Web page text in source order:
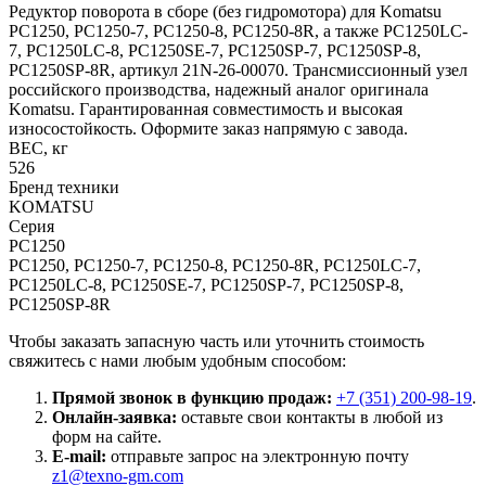
Редуктор поворота в сборе (без гидромотора) для Komatsu
PC1250, PC1250-7, PC1250-8, PC1250-8R, а также PC1250LC-
7, PC1250LC-8, PC1250SE-7, PC1250SP-7, PC1250SP-8,
PC1250SP-8R, артикул 21N-26-00070. Трансмиссионный узел
российского производства, надежный аналог оригинала
Komatsu. Гарантированная совместимость и высокая
износостойкость. Оформите заказ напрямую с завода.
ВЕС, кг
526
Бренд техники
KOMATSU
Серия
PC1250
PC1250, PC1250-7, PC1250-8, PC1250-8R, PC1250LC-7,
PC1250LC-8, PC1250SE-7, PC1250SP-7, PC1250SP-8,
PC1250SP-8R
Чтобы заказать запасную часть или уточнить стоимость
свяжитесь с нами любым удобным способом:
Прямой звонок в функцию продаж: +7 (351) 200-98-19.
Онлайн-заявка: оставьте свои контакты в любой из
форм на сайте.
E-mail: отправьте запрос на электронную почту
z1@texno-gm.com